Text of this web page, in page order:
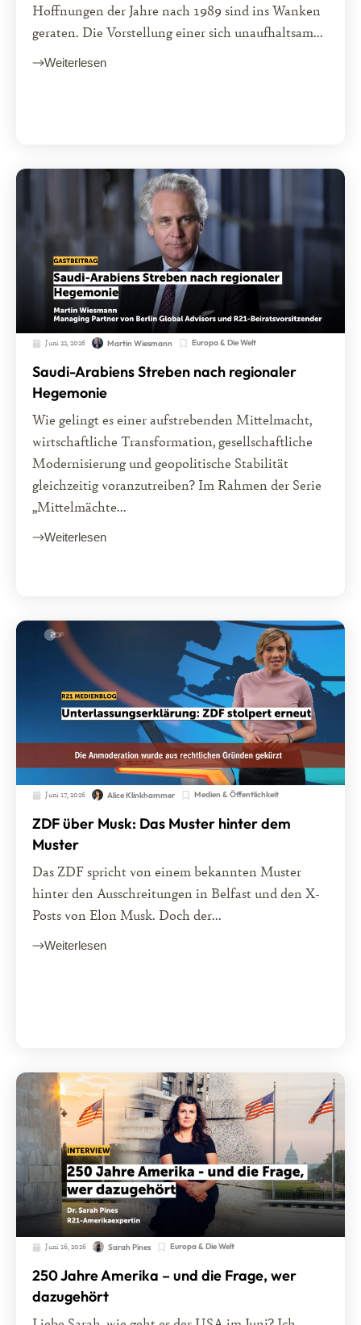
Hoffnungen der Jahre nach 1989 sind ins Wanken
geraten. Die Vorstellung einer sich unaufhaltsam...
Weiterlesen
Juni 22, 2026 Martin Wiesmann Europa & Die Welt
Saudi-Arabiens Streben nach regionaler
Hegemonie
Wie gelingt es einer aufstrebenden Mittelmacht,
wirtschaftliche Transformation, gesellschaftliche
Modernisierung und geopolitische Stabilität
gleichzeitig voranzutreiben? Im Rahmen der Serie
„Mittelmächte...
Weiterlesen
Juni 17, 2026 Alice Klinkhammer Medien & Öffentlichkeit
ZDF über Musk: Das Muster hinter dem
Muster
Das ZDF spricht von einem bekannten Muster
hinter den Ausschreitungen in Belfast und den X-
Posts von Elon Musk. Doch der...
Weiterlesen
Juni 16, 2026 Sarah Pines Europa & Die Welt
250 Jahre Amerika – und die Frage, wer
dazugehört